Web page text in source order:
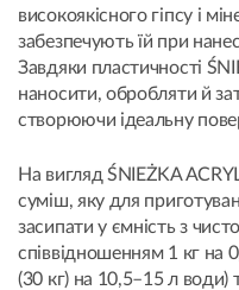
високоякісного гіпсу і
забезпечують їй при
Завдяки пластичності
наносити, обробляти й
створюючи ідеальну
На вигляд ŚNIEŻKA
суміш, яку для
засипати у ємність з
співвідношенням 1 кг на
(30 кг) на 10,5–15 л води)